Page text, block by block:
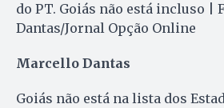
do PT. Goiás não está incluso |
Dantas/Jornal Opção Online
Marcello Dantas
Goiás não está na lista dos